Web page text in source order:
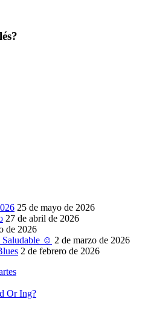
25 de mayo de 2026
27 de abril de 2026
de 2026
Saludable ☺ 2 de marzo de 2026
2 de febrero de 2026
Or Ing?